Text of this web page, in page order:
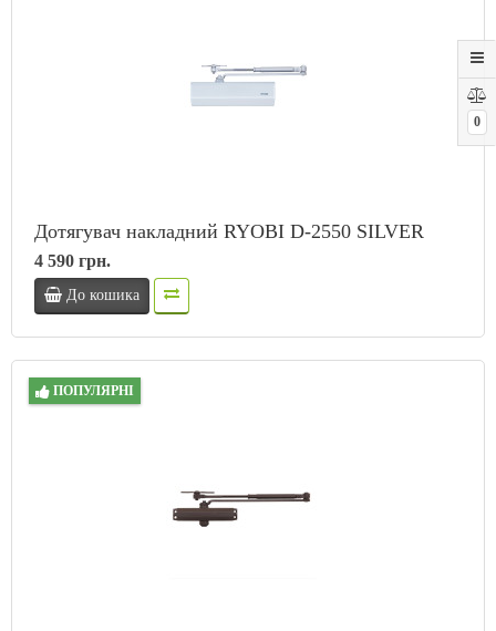
0
Дотягувач накладний RYOBI D-2550 SILVER
4 590 грн.
До кошика
ПОПУЛЯРНІ